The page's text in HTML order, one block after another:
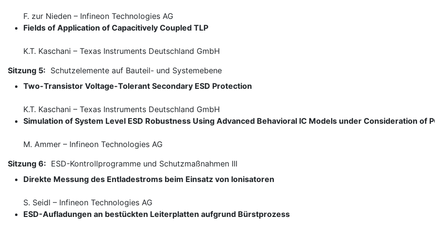
F. zur Nieden – Infineon Technologies AG
Fields of Application of Capacitively Coupled TLP
K.T. Kaschani – Texas Instruments Deutschland GmbH
Sitzung 5: Schutzelemente auf Bauteil- und Systemebene
Two-Transistor Voltage-Tolerant Secondary ESD Protection
K.T. Kaschani – Texas Instruments Deutschland GmbH
Simulation of System Level ESD Robustness Using Advanced Behavioral IC Models under Consideration of
M. Ammer – Infineon Technologies AG
Sitzung 6: ESD-Kontrollprogramme und Schutzmaßnahmen III
Direkte Messung des Entladestroms beim Einsatz von Ionisatoren
S. Seidl – Infineon Technologies AG
ESD-Aufladungen an bestückten Leiterplatten aufgrund Bürstprozess